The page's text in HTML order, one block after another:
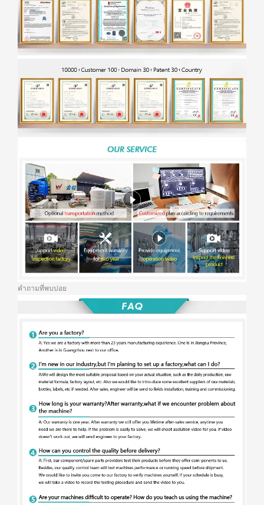
คำถามที่พบบ่อย